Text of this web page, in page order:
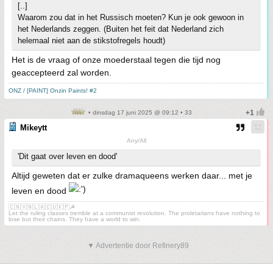
[..]
Waarom zou dat in het Russisch moeten? Kun je ook gewoon in
het Nederlands zeggen. (Buiten het feit dat Nederland zich
helemaal niet aan de stikstofregels houdt)
Het is de vraag of onze moederstaal tegen die tijd nog
geaccepteerd zal worden.
ONZ / [PAINT] Onzin Paints! #2
• dinsdag 17 juni 2025 @ 09:12 • 33
Mikeytt
Any/All
'Dit gaat over leven en dood'
Altijd geweten dat er zulke dramaqueens werken daar... met je
leven en dood
🇨🇳🇻🇳🇱🇦🇨🇺🇰🇵☭
Let the ruling classes tremble at a communist revolution. The proletarians have nothing to
lose but their chains. They have a world to win.
▼ Advertentie door Refinery89